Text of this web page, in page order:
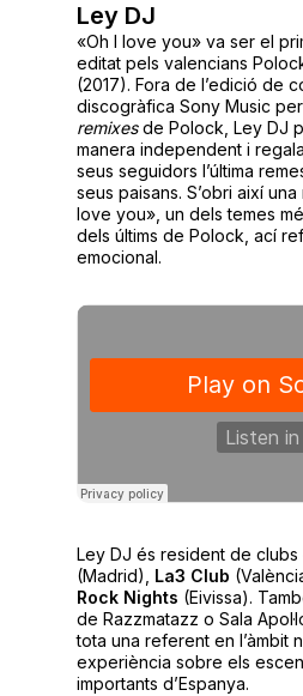
Ley DJ
«Oh I love you» va ser el
editat pels valencians
(2017). Fora de l’edició de
discogràfica Sony Music
remixesde Polock, Ley DJ
manera independent i
seus seguidors l’última
seus paisans. S’obri així
love you», un dels temes
dels últims de Polock, ací
emocional.
Ley DJ és resident de clubs
(Madrid), La3 Club
Rock Nights (Eivissa).
de Razzmatazz o Sala
tota una referent en l’àmbit
experiència sobre els
importants d’Espanya.